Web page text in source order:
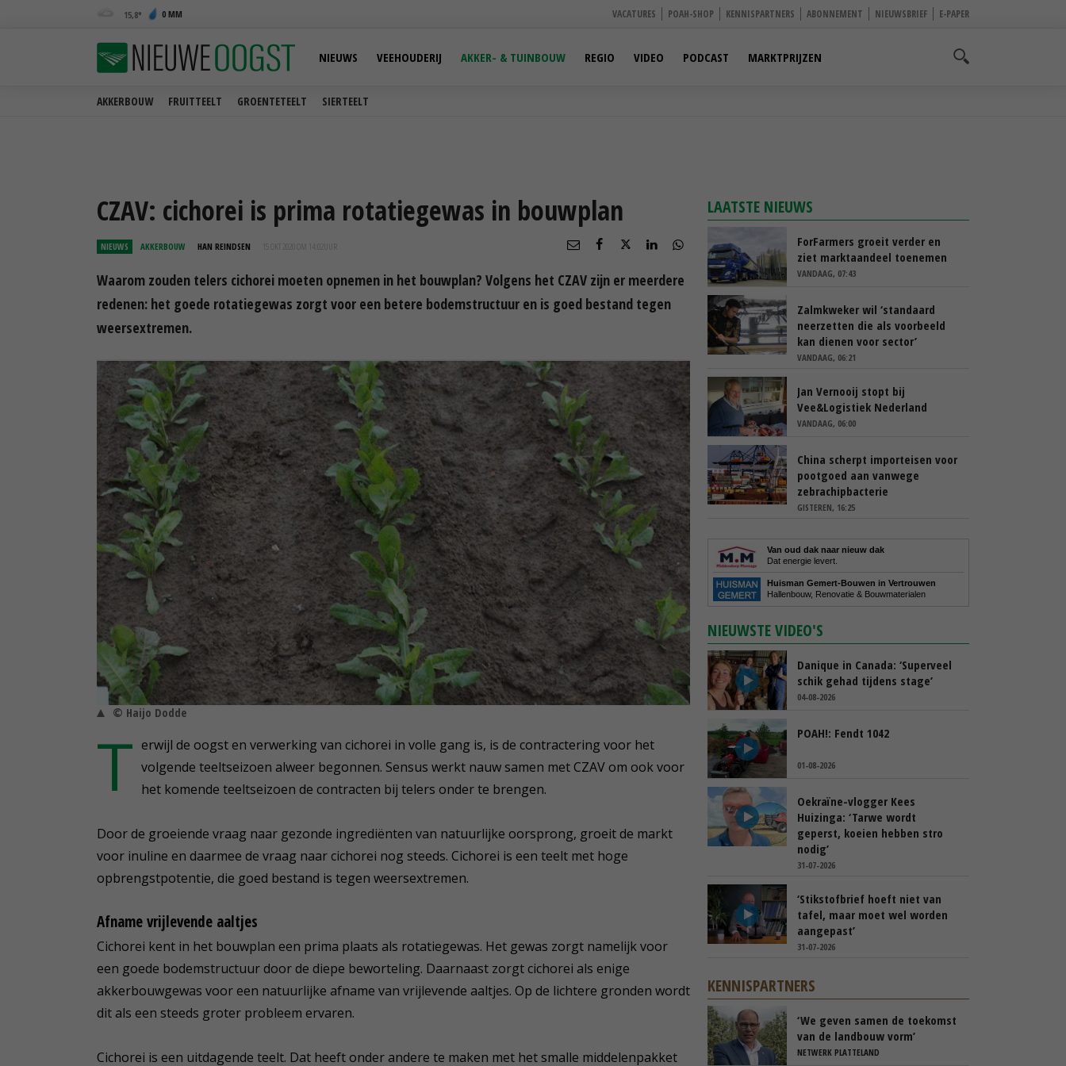
15,8 0 MM VACATURES POAH-SHOP KENNISPARTNERS ABONNEMENT NIEUWSBRIEF E-PAPER
AKKERBOUW FRUITTEELT GROENTETEELT SIERTEELT
NIEUWS VEEHOUDERIJ AKKER- & TUINBOUW REGIO VIDEO PODCAST MARKTPRIJZEN
CZAV: cichorei is prima rotatiegewas in bouwplan
NIEUWS AKKERBOUW HAN REINDSEN 15 OKT 2020 OM 14:02
Waarom zouden telers cichorei moeten opnemen in het bouwplan? Volgens het CZAV zijn er meerdere
redenen: het goede rotatiegewas zorgt voor een betere bodemstructuur en is goed bestand tegen
weersextremen.
© Haijo Dodde
T erwijl de oogst en verwerking van cichorei in volle gang is, is de contractering voor het
volgende teeltseizoen alweer begonnen. Sensus werkt nauw samen met CZAV om ook voor
het komende teeltseizoen de contracten bij telers onder te brengen.
Door de groeiende vraag naar gezonde ingrediënten van natuurlijke oorsprong, groeit de markt
voor inuline en daarmee de vraag naar cichorei nog steeds. Cichorei is een teelt met hoge
opbrengstpotentie, die goed bestand is tegen weersextremen.
Afname vrijlevende aaltjes
Cichorei kent in het bouwplan een prima plaats als rotatiegewas. Het gewas zorgt namelijk voor
een goede bodemstructuur door de diepe beworteling. Daarnaast zorgt cichorei als enige
akkerbouwgewas voor een natuurlijke afname van vrijlevende aaltjes. Op de lichtere gronden wordt
dit als een steeds groter probleem ervaren.
Cichorei is een uitdagende teelt. Dat heeft onder andere te maken met het smalle middelenpakket
LAATSTE NIEUWS
ForFarmers groeit verder en
ziet marktaandeel toenemen
VANDAAG, 07:43
Zalmkweker wil ‘standaard
neerzetten die als voorbeeld
kan dienen voor sector’
VANDAAG, 06:21
Jan Vernooij stopt bij
Vee&Logistiek Nederland
VANDAAG, 06:00
China scherpt importeisen voor
pootgoed aan vanwege
zebrachipbacterie
GISTEREN, 16:25
Van oud dak naar nieuw dak
Dat energie levert.
Huisman Gemert-Bouwen in Vertrouwen
Hallenbouw, Renovatie & Bouwmaterialen
NIEUWSTE VIDEO'S
Danique in Canada: ‘Superveel
schik gehad tijdens stage’
04-08-2026
POAH!: Fendt 1042
01-08-2026
Oekraïne-vlogger Kees
Huizinga: ‘Tarwe wordt
geperst, koeien hebben stro
nodig’
31-07-2026
‘Stikstofbrief hoeft niet van
tafel, maar moet wel worden
aangepast’
31-07-2026
KENNISPARTNERS
‘We geven samen de toekomst
van de landbouw vorm’
NETWERK PLATTELAND